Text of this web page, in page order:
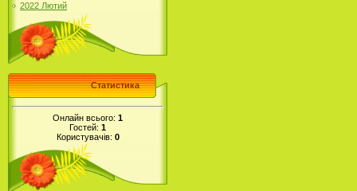
2022 Лютий
Статистика
Онлайн всього: 1
Гостей: 1
Користувачів: 0